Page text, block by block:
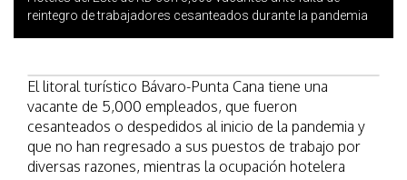
reintegro de trabajadores cesanteados durante la pandemia
El litoral turístico Bávaro-Punta Cana tiene una
vacante de 5,000 empleados, que fueron
cesanteados o despedidos al inicio de la pandemia y
que no han regresado a sus puestos de trabajo por
diversas razones, mientras la ocupación hotelera